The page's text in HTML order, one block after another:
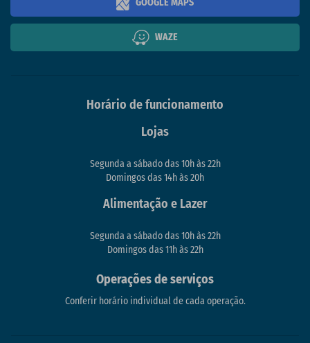
GOOGLE MAPS
WAZE
Horário de funcionamento
Lojas
Segunda a sábado das 10h às 22h
Domingos das 14h às 20h
Alimentação e Lazer
Segunda a sábado das 10h às 22h
Domingos das 11h às 22h
Operações de serviços
Conferir horário individual de cada operação.